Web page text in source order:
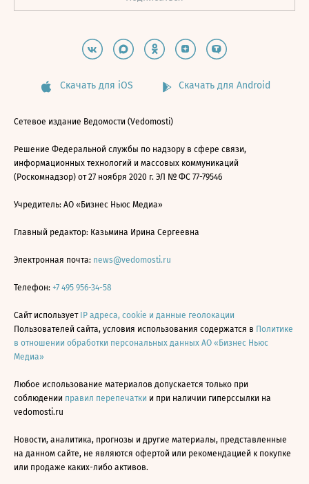
Скачать для iOS Скачать для Android
Сетевое издание Ведомости (Vedomosti)
Решение Федеральной службы по надзору в сфере связи,
информационных технологий и массовых коммуникаций
(Роскомнадзор) от 27 ноября 2020 г. ЭЛ № ФС 77-79546
Учредитель: АО «Бизнес Ньюс Медиа»
Главный редактор: Казьмина Ирина Сергеевна
Электронная почта: news@vedomosti.ru
Телефон: +7 495 956-34-58
Сайт использует IP адреса, cookie и данные геолокации
Пользователей сайта, условия использования содержатся в Политике
в отношении обработки персональных данных АО «Бизнес Ньюс
Медиа»
Любое использование материалов допускается только при
соблюдении правил перепечатки и при наличии гиперссылки на
vedomosti.ru
Новости, аналитика, прогнозы и другие материалы, представленные
на данном сайте, не являются офертой или рекомендацией к покупке
или продаже каких-либо активов.